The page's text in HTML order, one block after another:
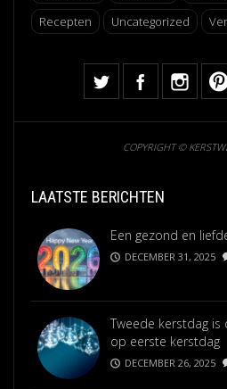
Recepten
Uncategorized
COPYRIGHT ©
LAATSTE BERICHTEN
Een gezond en
DECEMBER 31, 2025
Tweede kerstdag is
op eerste kerstdag
DECEMBER 26, 2025